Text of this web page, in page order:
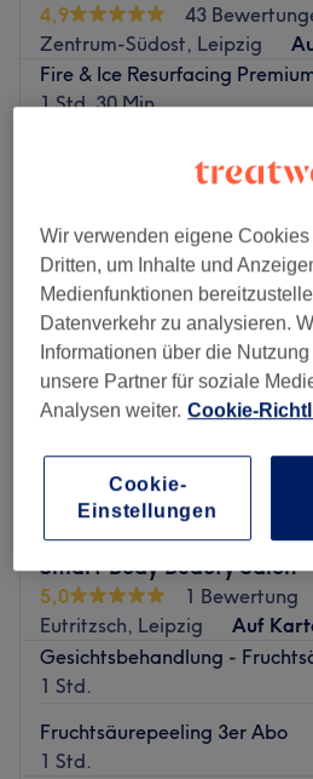
4,9
43
Zentrum-Südost, Leipzig
Fire & Ice Resurfacing
1 Std. 30 Min.
Dienstag
Mittwoch
Donnerstag
Freitag
Samstag
Sonntag
Leipzig. Dieses exklusive Studio
Schönheitsbehandlungen in
einladenden Umgebung.
Die Haltestelle Gutenbergplatz
Gehminuten vom Studio entfernt.
Das Team
Ein kleines, engagiertes Team
ist darauf spezialisiert, den
Smart Body Beauty Salon
5,0
1 Bewertung
Eutritzsch, Leipzig
Auf
Gesichtsbehandlung -
1 Std.
Fruchtsäurepeeling 3er Abo
1 Std.
Wir verwenden eigene
Dritten, um Inhalte und
Medienfunktionen
Datenverkehr zu analysieren.
Informationen über die
unsere Partner für soziale
Analysen weiter. Cookie-
Cookie-
Einstellungen